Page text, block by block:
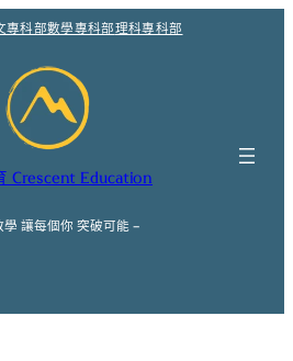
專科部數學專科部理科專科部
Crescent Education
學 讓每個你 突破可能 –